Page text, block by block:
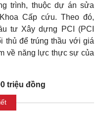
trình, thuộc dự án sửa
Cấp cứu. Theo đó,
tư Xây dựng PCI (PCI
thủ để trúng thầu với giá
về năng lực thực sự của
triệu đồng